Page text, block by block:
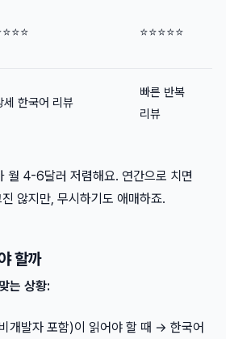
⭐⭐⭐⭐⭐
세 한국어 리뷰
빠른 반복
리뷰
월 4-6달러 저렴해요. 연간으로 치면
않지만, 무시하기도 애매하죠.
할까
는 상황:
개발자 포함)이 읽어야 할 때 → 한국어